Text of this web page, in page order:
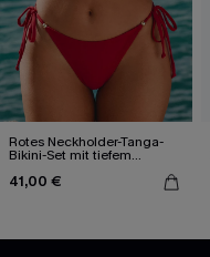
Rotes Neckholder-Tanga-
Bikini-Set mit tiefem
41,00 €